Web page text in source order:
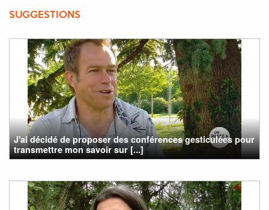
SUGGESTIONS
J'ai décidé de proposer des conférences gesticulées pour
transmettre mon savoir sur [...]